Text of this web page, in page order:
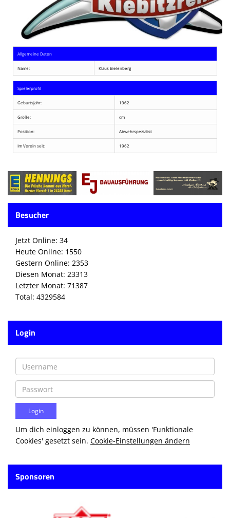
Allgemeine Daten
Name: Klaus Bielenberg
Spielerprofil
Geburtsjahr: 1962
Größe: cm
Position: Abwehrspezialist
Im Verein seit: 1962
Besucher
Jetzt Online: 34
Heute Online: 1550
Gestern Online: 2353
Diesen Monat: 23313
Letzter Monat: 71387
Total: 4329584
Login
Um dich einloggen zu können, müssen 'Funktionale
Cookies' gesetzt sein. Cookie-Einstellungen ändern
Sponsoren